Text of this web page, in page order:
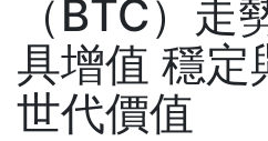
（BTC）走
具增值 穩定
世代價值